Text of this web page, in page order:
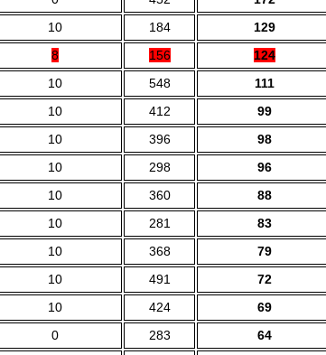
10 184 129
8 156 124
10 548 111
10 412 99
10 396 98
10 298 96
10 360 88
10 281 83
10 368 79
10 491 72
10 424 69
0 283 64